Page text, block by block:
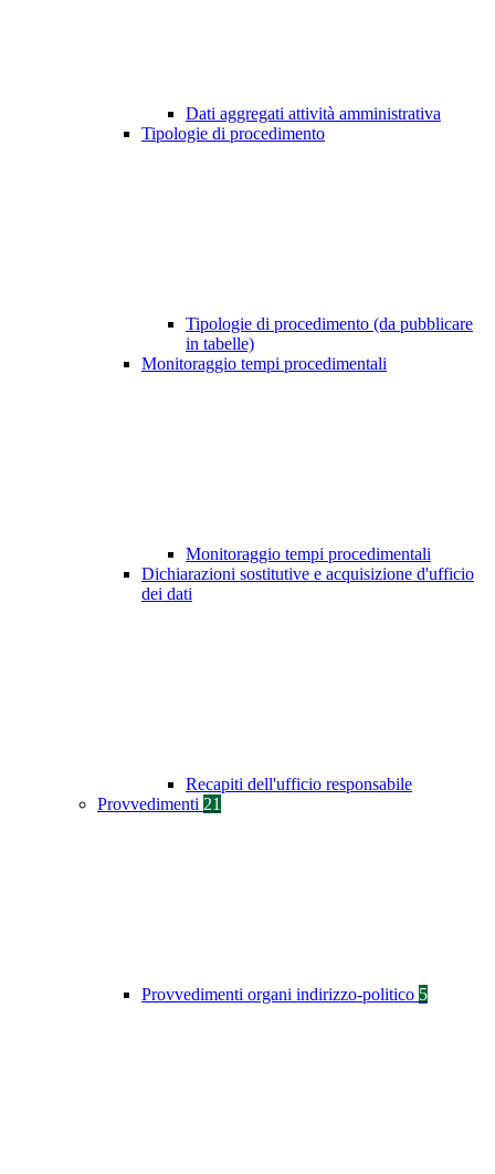
Dati aggregati attività amministrativa
Tipologie di procedimento
Tipologie di procedimento (da pubblicare
in tabelle)
Monitoraggio tempi procedimentali
Monitoraggio tempi procedimentali
Dichiarazioni sostitutive e acquisizione d'ufficio
dei dati
Recapiti dell'ufficio responsabile
Provvedimenti 21
Provvedimenti organi indirizzo-politico 5